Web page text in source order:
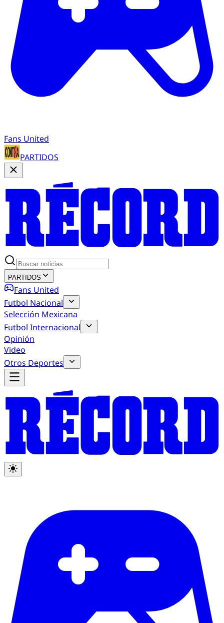
Fans United
PARTIDOS
PARTIDOS
Fans United
Futbol Nacional
Selección Mexicana
Futbol Internacional
Opinión
Video
Otros Deportes